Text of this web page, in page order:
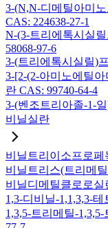
3-(N,N-디메틸아미
CAS: 224638-27-1
N-(3-트리에톡시실
58068-97-6
3-(트리에톡시실릴)
3-[2-(2-아미노에틸
란 CAS: 99740-64-4
3-(벤조트리아졸-1-
비닐실란
비닐트리이소프로페
비닐트리스(트리메
비닐디메틸클로로실
1,3-디비닐-1,1,3,3-
1,3,5-트리메틸-